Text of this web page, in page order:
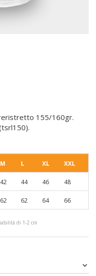
155/160gr.
M L XL XXL
42 44 46 48
62 62 64 66
di 1-2 cm